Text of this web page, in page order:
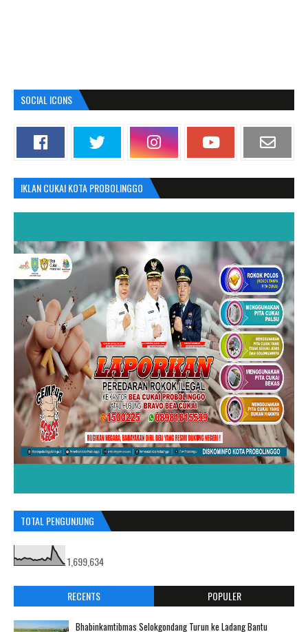
SOCIAL ICONS
IKLAN CUKAI KOTA PROBOLINGGO
TOTAL PENGUNJUNG
1,699,634
RECENTS POPULER
Bhabinkamtibmas Selokgondang Turun ke Ladang Bantu